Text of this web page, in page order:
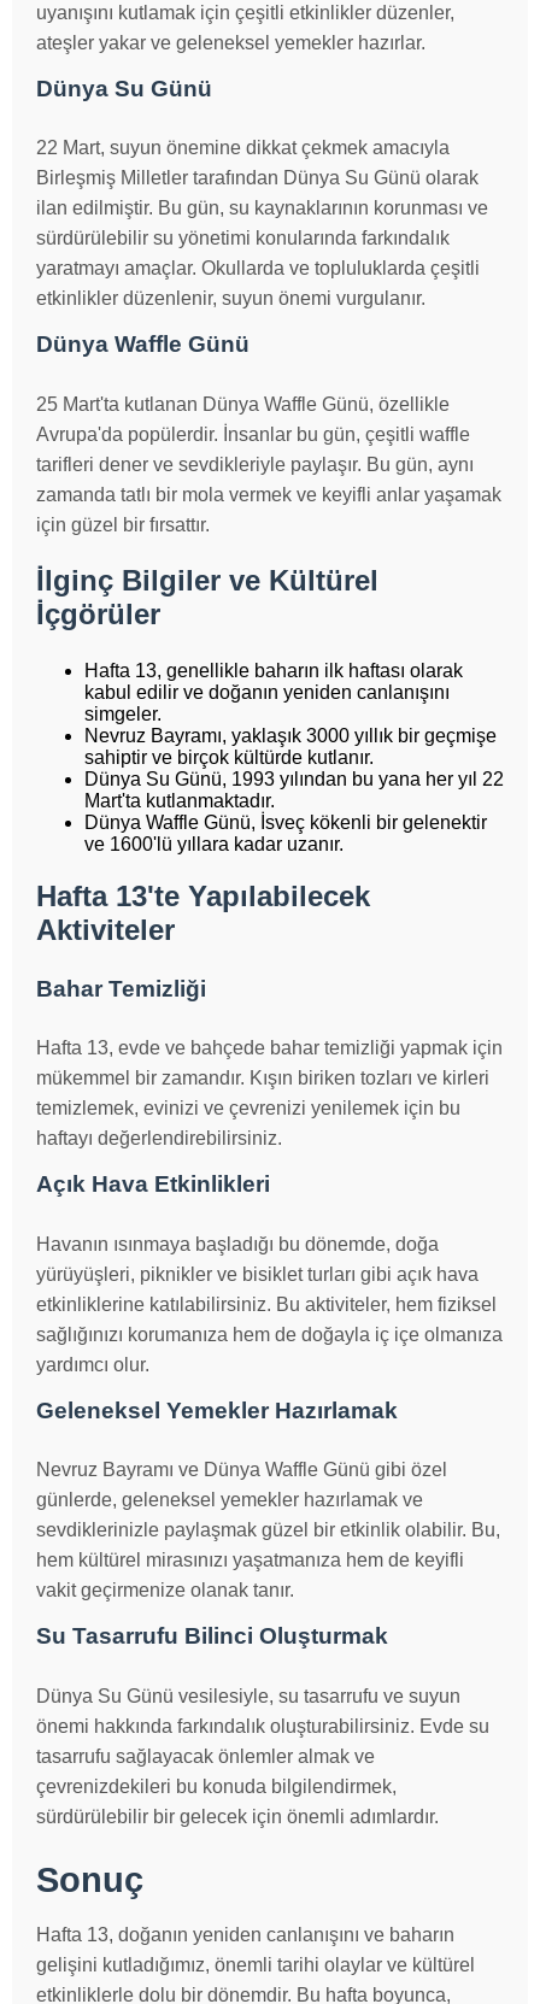
uyanışını kutlamak için çeşitli etkinlikler düzenler,
ateşler yakar ve geleneksel yemekler hazırlar.
Dünya Su Günü
22 Mart, suyun önemine dikkat çekmek amacıyla
Birleşmiş Milletler tarafından Dünya Su Günü olarak
ilan edilmiştir. Bu gün, su kaynaklarının korunması ve
sürdürülebilir su yönetimi konularında farkındalık
yaratmayı amaçlar. Okullarda ve topluluklarda çeşitli
etkinlikler düzenlenir, suyun önemi vurgulanır.
Dünya Waffle Günü
25 Mart'ta kutlanan Dünya Waffle Günü, özellikle
Avrupa'da popülerdir. İnsanlar bu gün, çeşitli waffle
tarifleri dener ve sevdikleriyle paylaşır. Bu gün, aynı
zamanda tatlı bir mola vermek ve keyifli anlar yaşamak
için güzel bir fırsattır.
İlginç Bilgiler ve Kültürel
İçgörüler
Hafta 13, genellikle baharın ilk haftası olarak
kabul edilir ve doğanın yeniden canlanışını
simgeler.
Nevruz Bayramı, yaklaşık 3000 yıllık bir geçmişe
sahiptir ve birçok kültürde kutlanır.
Dünya Su Günü, 1993 yılından bu yana her yıl 22
Mart'ta kutlanmaktadır.
Dünya Waffle Günü, İsveç kökenli bir gelenektir
ve 1600'lü yıllara kadar uzanır.
Hafta 13'te Yapılabilecek
Aktiviteler
Bahar Temizliği
Hafta 13, evde ve bahçede bahar temizliği yapmak için
mükemmel bir zamandır. Kışın biriken tozları ve kirleri
temizlemek, evinizi ve çevrenizi yenilemek için bu
haftayı değerlendirebilirsiniz.
Açık Hava Etkinlikleri
Havanın ısınmaya başladığı bu dönemde, doğa
yürüyüşleri, piknikler ve bisiklet turları gibi açık hava
etkinliklerine katılabilirsiniz. Bu aktiviteler, hem fiziksel
sağlığınızı korumanıza hem de doğayla iç içe olmanıza
yardımcı olur.
Geleneksel Yemekler Hazırlamak
Nevruz Bayramı ve Dünya Waffle Günü gibi özel
günlerde, geleneksel yemekler hazırlamak ve
sevdiklerinizle paylaşmak güzel bir etkinlik olabilir. Bu,
hem kültürel mirasınızı yaşatmanıza hem de keyifli
vakit geçirmenize olanak tanır.
Su Tasarrufu Bilinci Oluşturmak
Dünya Su Günü vesilesiyle, su tasarrufu ve suyun
önemi hakkında farkındalık oluşturabilirsiniz. Evde su
tasarrufu sağlayacak önlemler almak ve
çevrenizdekileri bu konuda bilgilendirmek,
sürdürülebilir bir gelecek için önemli adımlardır.
Sonuç
Hafta 13, doğanın yeniden canlanışını ve baharın
gelişini kutladığımız, önemli tarihi olaylar ve kültürel
etkinliklerle dolu bir dönemdir. Bu hafta boyunca,